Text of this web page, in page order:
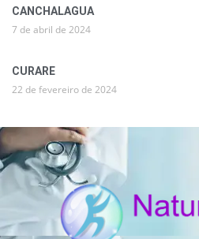
CANCHALAGUA
7 de abril de 2024
CURARE
22 de fevereiro de 2024